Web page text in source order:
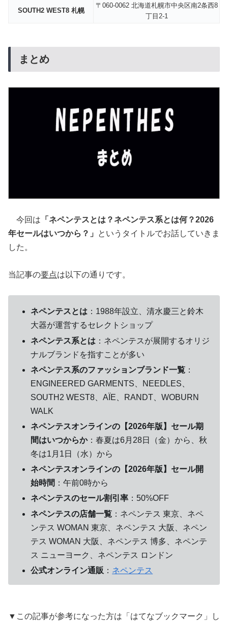
SOUTH2 WEST8 札幌
〒060-0062 北海道札幌市中央区南2条西8
丁目2-1
まとめ
今回は 「ネペンテスとは？ネペンテス系とは何？2026
年セールはいつから？」
というタイトルでお話していきま
した。
当記事の要点は以下の通りです。
ネペンテスとは ：1988年設立、清水慶三と鈴木
大器が運営するセレクトショップ
ネペンテス系とは ：ネペンテスが展開するオリジ
ナルブランドを指すことが多い
ネペンテス系のファッションブランド一覧 ：
ENGINEERED GARMENTS、NEEDLES、
SOUTH2 WEST8、AÏE、RANDT、WOBURN
WALK
ネペンテスオンラインの【2026年版】セール期
間はいつからか：春夏は6月28日（金）から、秋
冬は1月1日（水）から
ネペンテスオンラインの【2026年版】セール開
始時間 ：午前0時から
ネペンテスのセール割引率 ：50%OFF
ネペンテスの店舗一覧 ：ネペンテス 東京、ネペ
ンテス WOMAN 東京、ネペンテス 大阪、ネペン
テス WOMAN 大阪、ネペンテス 博多、ネペンテ
ス ニューヨーク、ネペンテス ロンドン
公式オンライン通販 ： ネペンテス
▼この記事が参考になった方は「はてなブックマーク」し